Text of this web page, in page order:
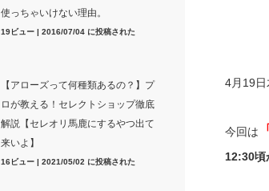
4月19日
今回は
12:30頃
使っちゃいけない理由。
19ビュー| 2016/07/04 に投稿された
【アローズって何種類あるの？】プ
ロが教える！セレクトショップ徹底
解説【セレオリ馬鹿にするやつ出て
来いよ】
16ビュー| 2021/05/02 に投稿された